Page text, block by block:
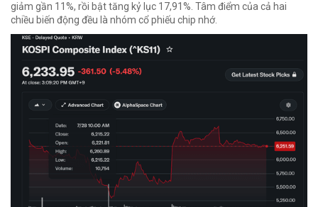
giảm gần 11%, rồi bật tăng kỷ lục 17,91%. Tâm điểm của cả hai
chiều biến động đều là nhóm cổ phiếu chip nhớ.